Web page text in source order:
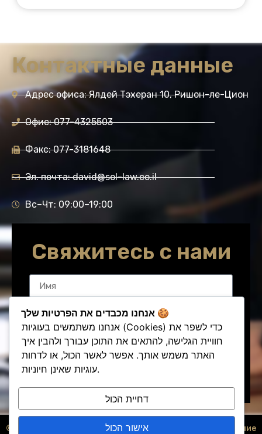
Контактные данные
Адрес офиса: Ялдей Тэхеран 10, Ришон-ле-Цион
Офис: 077-4325503
Факс: 077-3181648
Эл. почта: david@sol-law.co.il
Вс–Чт: 09:00–19:00
Свяжитесь с нами
Отправить обращение
© Все права защищены — адвокат Создание
אנחנו מכבדים את הפרטיות שלך 🍪
אנחנו משתמשים בעוגיות (Cookies) כדי לשפר את
חוויית הגלישה, להתאים את התוכן עבורך ולהבין איך
האתר משמש אותך. אפשר לאשר הכול, או לדחות
עוגיות שאינן חיוניות.
דחיית הכול
אישור הכול